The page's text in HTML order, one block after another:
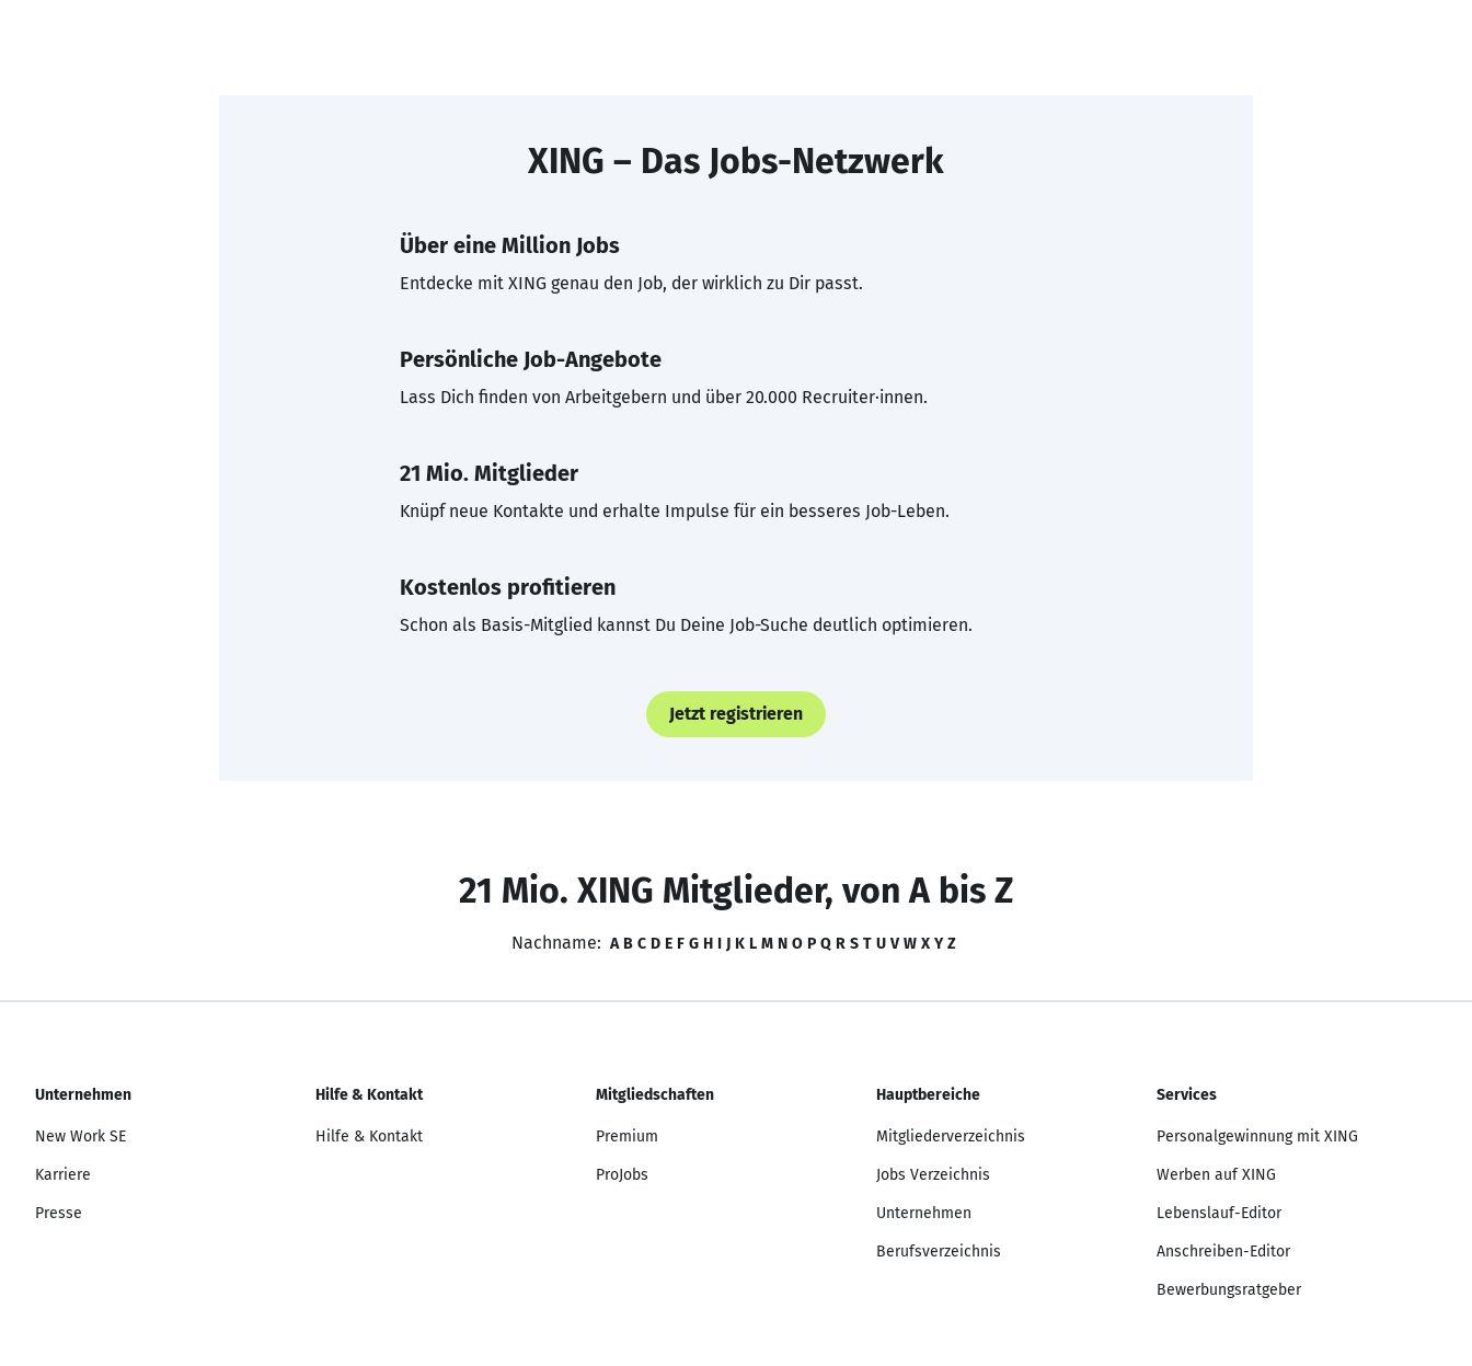
XING – Das Jobs-Netzwerk
Über eine Million Jobs
Entdecke mit XING genau den Job, der wirklich zu Dir passt.
Persönliche Job-Angebote
Lass Dich finden von Arbeitgebern und über 20.000 Recruiter·innen.
21 Mio. Mitglieder
Knüpf neue Kontakte und erhalte Impulse für ein besseres Job-Leben.
Kostenlos profitieren
Schon als Basis-Mitglied kannst Du Deine Job-Suche deutlich optimieren.
Jetzt registrieren
21 Mio. XING Mitglieder, von A bis Z
Nachname: A B C D E F G H I J K L M N O P Q R S T U V W X Y Z
Unternehmen
New Work SE
Karriere
Presse
Hilfe & Kontakt
Hilfe & Kontakt
Mitgliedschaften
Premium
ProJobs
Hauptbereiche
Mitgliederverzeichnis
Jobs Verzeichnis
Unternehmen
Berufsverzeichnis
Services
Personalgewinnung mit XING
Werben auf XING
Lebenslauf-Editor
Anschreiben-Editor
Bewerbungsratgeber